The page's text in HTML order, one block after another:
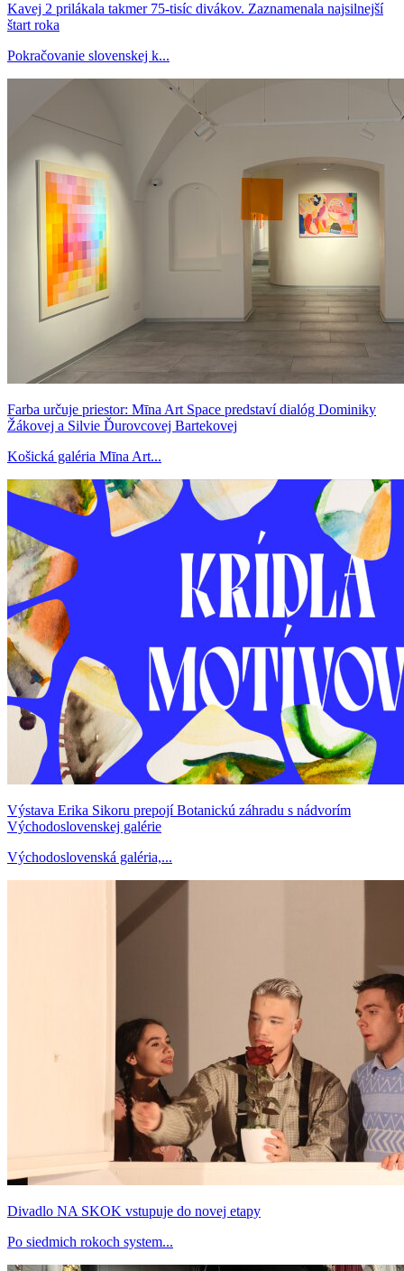
Kavej 2 prilákala takmer 75-tisíc divákov. Zaznamenala najsilnejší
štart roka
Pokračovanie slovenskej k...
Farba určuje priestor: Mīna Art Space predstaví dialóg Dominiky
Žákovej a Silvie Ďurovcovej Bartekovej
Košická galéria Mīna Art...
Výstava Erika Sikoru prepojí Botanickú záhradu s nádvorím
Východoslovenskej galérie
Východoslovenská galéria,...
Divadlo NA SKOK vstupuje do novej etapy
Po siedmich rokoch system...